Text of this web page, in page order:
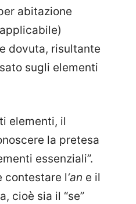
abitazione
dovuta, risultante
sugli elementi
elementi, il
la pretesa
essenziali”.
contestare l‘an e il
cioè sia il “se”